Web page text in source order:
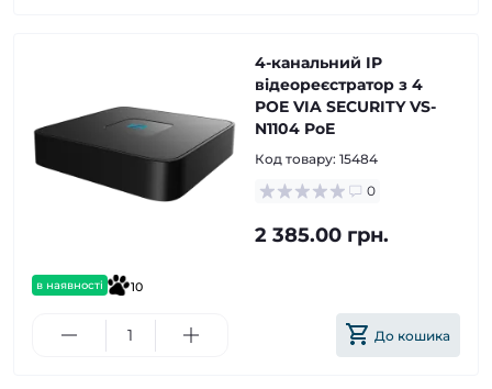
в наявності 10
4-канальний IP
відеореєстратор з 4
POE VIA SECURITY VS-
N1104 PoE
Код товару: 15484
0
2 385.00 грн.
До кошика